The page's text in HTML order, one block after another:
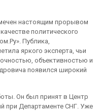
настоящим прорывом
политического
Публика,
яркого эксперта, чьи
объективностью и
появился широкий
Он был принят в Центр
при Департаменте СНГ. Уже